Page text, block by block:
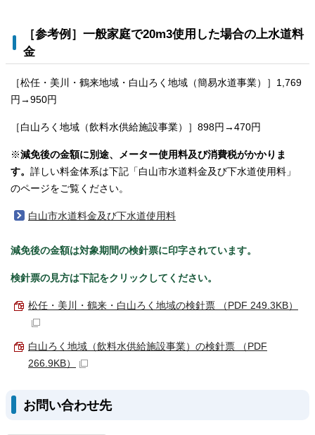
［参考例］一般家庭で20m3使用した場合の上水道料
金
［松任・美川・鶴来地域・白山ろく地域（簡易水道事業）］1,769
円→950円
［白山ろく地域（飲料水供給施設事業）］898円→470円
※減免後の金額に別途、メーター使用料及び消費税がかかりま
す。 詳しい料金体系は下記「白山市水道料金及び下水道使用料」
のページをご覧ください。
白山市水道料金及び下水道使用料
減免後の金額は対象期間の検針票に印字されています。
検針票の見方は下記をクリックしてください。
松任・美川・鶴来・白山ろく地域の検針票 （PDF 249.3KB）
白山ろく地域（飲料水供給施設事業）の検針票 （PDF
266.9KB）
お問い合わせ先